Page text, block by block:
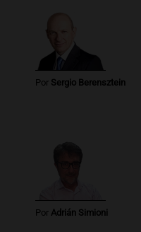
Por Sergio Berensztein
Por Adrián Simioni